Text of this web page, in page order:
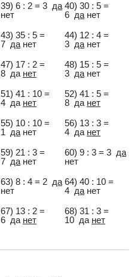
39) 6 : 2 = 3 да
нет
40) 30 : 5 =
6 данет
43) 35 : 5 =
7 данет
44) 12 : 4 =
3 данет
47) 17 : 2 =
8 да нет
48) 15 : 5 =
3 данет
51) 41 : 10 =
4 да нет
52) 41 : 5 =
8 да нет
55) 10 : 10 =
1 данет
56) 13 : 3 =
4 да нет
59) 21 : 3 =
7 данет
60) 9 : 3 = 3 да
нет
63) 8 : 4 = 2 да
нет
64) 40 : 10 =
4 данет
67) 13 : 2 =
6 да нет
68) 31 : 3 =
10 да нет